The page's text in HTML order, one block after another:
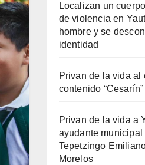
Localizan un
de violencia en
hombre y se
identidad
Privan de la vida al
contenido “Cesarín”
Privan de la vida a
ayudante municipal
Tepetzingo
Morelos